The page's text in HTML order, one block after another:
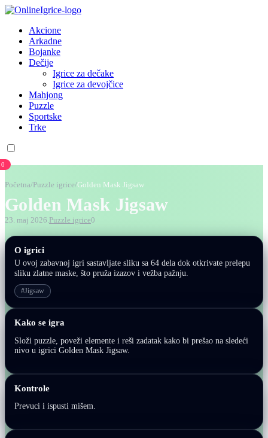
Akcione
Arkadne
Bojanke
Dečije
Igrice za dečake
Igrice za devojčice
Mahjong
Puzzle
Sportske
Trke
0
Početna/ Puzzle igrice/Golden Mask Jigsaw
Golden Mask Jigsaw
23. maj 2026.Puzzle igrice0
O igrici
U ovoj zabavnoj igri sastavljate sliku sa 64 dela dok otkrivate prelepu
sliku zlatne maske, što pruža izazov i vežba pažnju.
#Jigsaw
Kako se igra
Složi puzzle, poveži elemente i reši zadatak kako bi prešao na sledeći
nivo u igrici Golden Mask Jigsaw.
Kontrole
Prevuci i ispusti mišem.